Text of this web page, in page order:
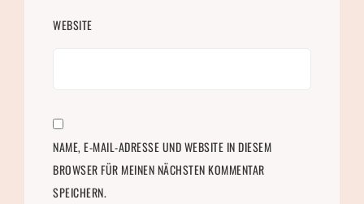
WEBSITE
NAME, E-MAIL-ADRESSE UND WEBSITE IN DIESEM
BROWSER FÜR MEINEN NÄCHSTEN KOMMENTAR
SPEICHERN.